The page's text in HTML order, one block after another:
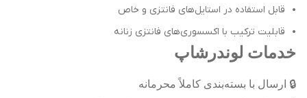
قابل استفاده در استایل‌های فانتزی و خاص
قابلیت ترکیب با اکسسوری‌های فانتزی زنانه
خدمات لوندرشاپ
🔒 ارسال با بسته‌بندی کاملاً محرمانه